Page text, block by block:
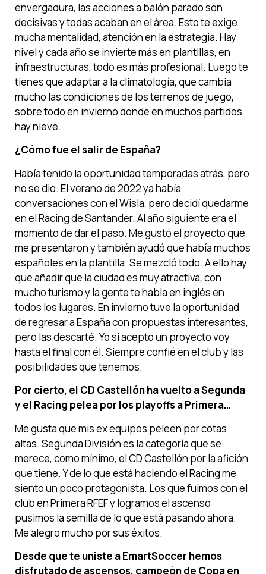
envergadura, las acciones a balón parado son
decisivas y todas acaban en el área. Esto te exige
mucha mentalidad, atención en la estrategia. Hay
nivel y cada año se invierte más en plantillas, en
infraestructuras, todo es más profesional. Luego te
tienes que adaptar a la climatología, que cambia
mucho las condiciones de los terrenos de juego,
sobre todo en invierno donde en muchos partidos
hay nieve.
¿Cómo fue el salir de España?
Había tenido la oportunidad temporadas atrás, pero
no se dio. El verano de 2022 ya había
conversaciones con el Wisla, pero decidí quedarme
en el Racing de Santander. Al año siguiente era el
momento de dar el paso. Me gustó el proyecto que
me presentaron y también ayudó que había muchos
españoles en la plantilla. Se mezcló todo. A ello hay
que añadir que la ciudad es muy atractiva, con
mucho turismo y la gente te habla en inglés en
todos los lugares. En invierno tuve la oportunidad
de regresar a España con propuestas interesantes,
pero las descarté. Yo si acepto un proyecto voy
hasta el final con él. Siempre confié en el club y las
posibilidades que tenemos.
Por cierto, el CD Castellón ha vuelto a Segunda
y el Racing pelea por los playoffs a Primera…
Me gusta que mis ex equipos peleen por cotas
altas. Segunda División es la categoría que se
merece, como mínimo, el CD Castellón por la afición
que tiene. Y de lo que está haciendo el Racing me
siento un poco protagonista. Los que fuimos con el
club en Primera RFEF y logramos el ascenso
pusimos la semilla de lo que está pasando ahora.
Me alegro mucho por sus éxitos.
Desde que te uniste a EmartSoccer hemos
disfrutado de ascensos, campeón de Copa en